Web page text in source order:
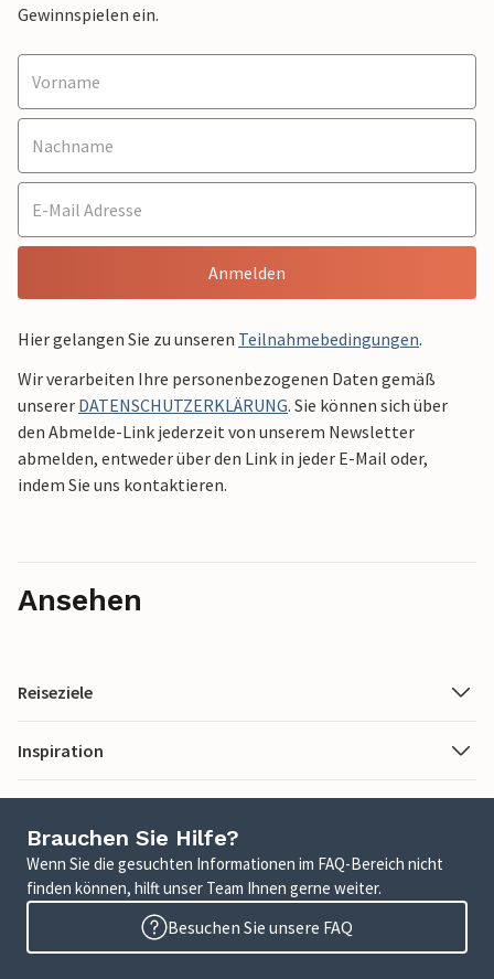
Gewinnspielen ein.
Anmelden
Hier gelangen Sie zu unseren Teilnahmebedingungen.
Wir verarbeiten Ihre personenbezogenen Daten gemäß
unserer DATENSCHUTZERKLÄRUNG. Sie können sich über
den Abmelde-Link jederzeit von unserem Newsletter
abmelden, entweder über den Link in jeder E-Mail oder,
indem Sie uns kontaktieren.
Ansehen
Reiseziele
Inspiration
Brauchen Sie Hilfe?
Wenn Sie die gesuchten Informationen im FAQ-Bereich nicht
finden können, hilft unser Team Ihnen gerne weiter.
Besuchen Sie unsere FAQ